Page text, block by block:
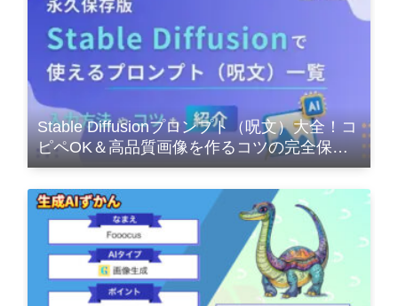
Stable Diffusionプロンプト（呪文）大全！コ
ピペOK＆高品質画像を作るコツの完全保存
版